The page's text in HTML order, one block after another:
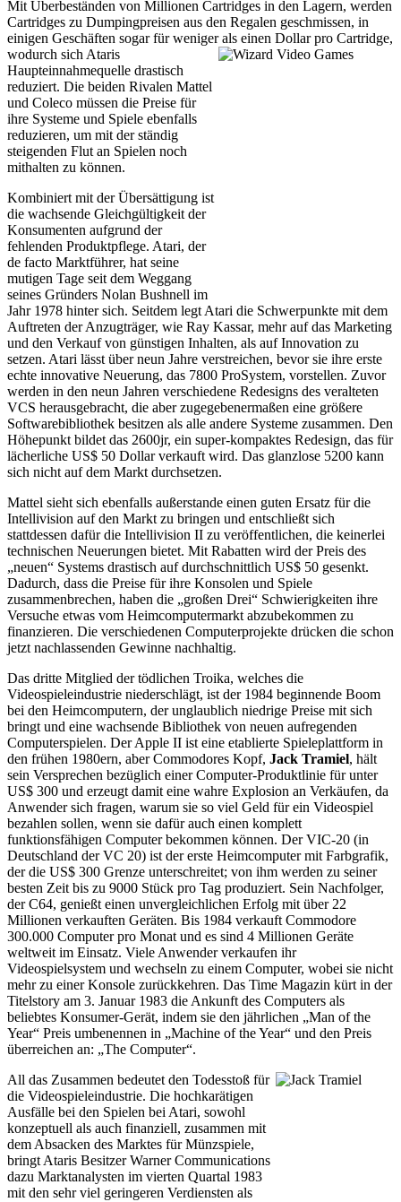
Mit Überbeständen von Millionen Cartridges in den Lagern, werden
Cartridges zu Dumpingpreisen aus den Regalen geschmissen, in
einigen Geschäften sogar für weniger als einen Dollar pro Cartridge,
wodurch sich Ataris
Haupteinnahmequelle drastisch
reduziert. Die beiden Rivalen Mattel
und Coleco müssen die Preise für
ihre Systeme und Spiele ebenfalls
reduzieren, um mit der ständig
steigenden Flut an Spielen noch
mithalten zu können.
Kombiniert mit der Übersättigung ist
die wachsende Gleichgültigkeit der
Konsumenten aufgrund der
fehlenden Produktpflege. Atari, der
de facto Marktführer, hat seine
mutigen Tage seit dem Weggang
seines Gründers Nolan Bushnell im
Jahr 1978 hinter sich. Seitdem legt Atari die Schwerpunkte mit dem
Auftreten der Anzugträger, wie Ray Kassar, mehr auf das Marketing
und den Verkauf von günstigen Inhalten, als auf Innovation zu
setzen. Atari lässt über neun Jahre verstreichen, bevor sie ihre erste
echte innovative Neuerung, das 7800 ProSystem, vorstellen. Zuvor
werden in den neun Jahren verschiedene Redesigns des veralteten
VCS herausgebracht, die aber zugegebenermaßen eine größere
Softwarebibliothek besitzen als alle andere Systeme zusammen. Den
Höhepunkt bildet das 2600jr, ein super-kompaktes Redesign, das für
lächerliche US$ 50 Dollar verkauft wird. Das glanzlose 5200 kann
sich nicht auf dem Markt durchsetzen.
Mattel sieht sich ebenfalls außerstande einen guten Ersatz für die
Intellivision auf den Markt zu bringen und entschließt sich
stattdessen dafür die Intellivision II zu veröffentlichen, die keinerlei
technischen Neuerungen bietet. Mit Rabatten wird der Preis des
„neuen“ Systems drastisch auf durchschnittlich US$ 50 gesenkt.
Dadurch, dass die Preise für ihre Konsolen und Spiele
zusammenbrechen, haben die „großen Drei“ Schwierigkeiten ihre
Versuche etwas vom Heimcomputermarkt abzubekommen zu
finanzieren. Die verschiedenen Computerprojekte drücken die schon
jetzt nachlassenden Gewinne nachhaltig.
Das dritte Mitglied der tödlichen Troika, welches die
Videospieleindustrie niederschlägt, ist der 1984 beginnende Boom
bei den Heimcomputern, der unglaublich niedrige Preise mit sich
bringt und eine wachsende Bibliothek von neuen aufregenden
Computerspielen. Der Apple II ist eine etablierte Spieleplattform in
den frühen 1980ern, aber Commodores Kopf, Jack Tramiel, hält
sein Versprechen bezüglich einer Computer-Produktlinie für unter
US$ 300 und erzeugt damit eine wahre Explosion an Verkäufen, da
Anwender sich fragen, warum sie so viel Geld für ein Videospiel
bezahlen sollen, wenn sie dafür auch einen komplett
funktionsfähigen Computer bekommen können. Der VIC-20 (in
Deutschland der VC 20) ist der erste Heimcomputer mit Farbgrafik,
der die US$ 300 Grenze unterschreitet; von ihm werden zu seiner
besten Zeit bis zu 9000 Stück pro Tag produziert. Sein Nachfolger,
der C64, genießt einen unvergleichlichen Erfolg mit über 22
Millionen verkauften Geräten. Bis 1984 verkauft Commodore
300.000 Computer pro Monat und es sind 4 Millionen Geräte
weltweit im Einsatz. Viele Anwender verkaufen ihr
Videospielsystem und wechseln zu einem Computer, wobei sie nicht
mehr zu einer Konsole zurückkehren. Das Time Magazin kürt in der
Titelstory am 3. Januar 1983 die Ankunft des Computers als
beliebtes Konsumer-Gerät, indem sie den jährlichen „Man of the
Year“ Preis umbenennen in „Machine of the Year“ und den Preis
überreichen an: „The Computer“.
All das Zusammen bedeutet den Todesstoß für
die Videospieleindustrie. Die hochkarätigen
Ausfälle bei den Spielen bei Atari, sowohl
konzeptuell als auch finanziell, zusammen mit
dem Absacken des Marktes für Münzspiele,
bringt Ataris Besitzer Warner Communications
dazu Marktanalysten im vierten Quartal 1983
mit den sehr viel geringeren Verdiensten als